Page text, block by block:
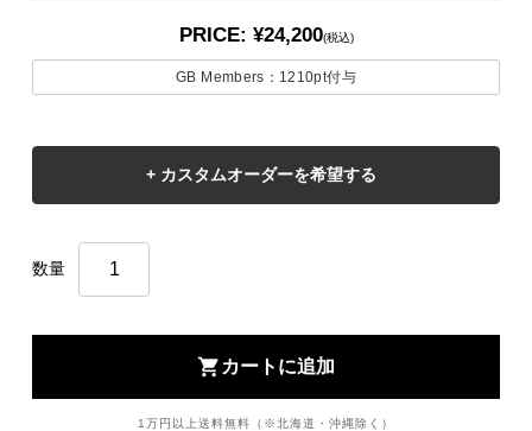
PRICE: ¥24,200(税込)
GB Members： 1210pt付与
数量
shopping_cart カートに追加
1万円以上送料無料（※北海道・沖縄除く）